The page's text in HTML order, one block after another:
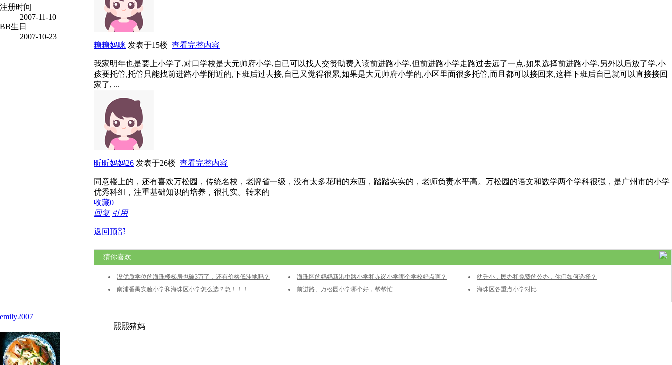
注册时间
2007-11-10
BB生日
2007-10-23
糖糖妈咪 发表于15楼 查看完整内容
我家明年也是要上小学了,对口学校是大元帅府小学,自已可以找人交赞助费入读前进路小学,但前进路小学走路过去远了一点,如果选择前进路小学,另外以后放了学,小
孩要托管,托管只能找前进路小学附近的,下班后过去接,自已又觉得很累,如果是大元帅府小学的,小区里面很多托管,而且都可以接回来,这样下班后自已就可以直接接回
家了, ...
昕昕妈妈26 发表于26楼 查看完整内容
同意楼上的，还有喜欢万松园，传统名校，老牌省一级，没有太多花哨的东西，踏踏实实的，老师负责水平高。万松园的语文和数学两个学科很强，是广州市的小学
优秀科组，注重基础知识的培养，很扎实。转来的
收藏0
回复 引用
返回顶部
猜你喜欢
没优质学位的海珠楼梯房也破3万了，还有价格低洼地吗？ 海珠区的妈妈新港中路小学和赤岗小学哪个学校好点啊？
幼升小，民办和免费的公办，你们如何选择？
南浦番禺实验小学和海珠区小学怎么选？急！！！
前进路、万松园小学哪个好，帮帮忙 海珠区各重点小学对比
emily2007
熙熙猪妈